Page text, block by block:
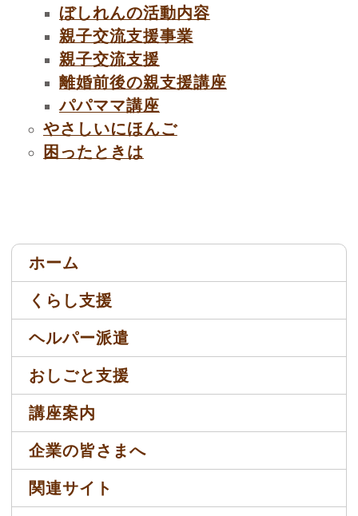
ぼしれんの活動内容
親子交流支援事業
親子交流支援
離婚前後の親支援講座
パパママ講座
やさしいにほんご
困ったときは
ホーム
くらし支援
ヘルパー派遣
おしごと支援
講座案内
企業の皆さまへ
関連サイト